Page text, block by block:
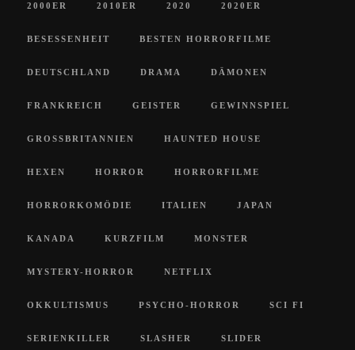
2000ER 2010ER 2020 2020ER
BESESSENHEIT BESTEN HORRORFILME
DEUTSCHLAND DRAMA DÄMONEN
FRANKREICH GEISTER GEWINNSPIEL
GROSSBRITANNIEN HAUNTED HOUSE
HEXEN HORROR HORRORFILME
HORRORKOMÖDIE ITALIEN JAPAN
KANADA KURZFILM MONSTER
MYSTERY-HORROR NETFLIX
OKKULTISMUS PSYCHO-HORROR SCI FI
SERIENKILLER SLASHER SLIDER